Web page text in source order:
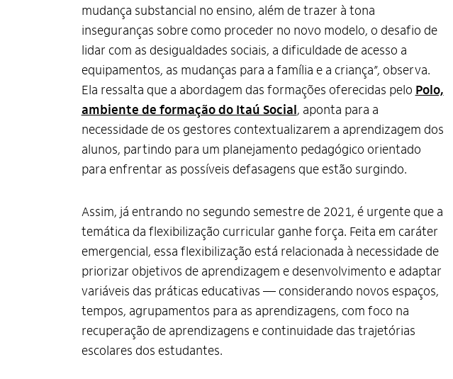
mudança substancial no ensino, além de trazer à tona
inseguranças sobre como proceder no novo modelo, o desafio de
lidar com as desigualdades sociais, a dificuldade de acesso a
equipamentos, as mudanças para a família e a criança”, observa.
Ela ressalta que a abordagem das formações oferecidas pelo Polo,
ambiente de formação do Itaú Social, aponta para a
necessidade de os gestores contextualizarem a aprendizagem dos
alunos, partindo para um planejamento pedagógico orientado
para enfrentar as possíveis defasagens que estão surgindo.
Assim, já entrando no segundo semestre de 2021, é urgente que a
temática da flexibilização curricular ganhe força. Feita em caráter
emergencial, essa flexibilização está relacionada à necessidade de
priorizar objetivos de aprendizagem e desenvolvimento e adaptar
variáveis das práticas educativas — considerando novos espaços,
tempos, agrupamentos para as aprendizagens, com foco na
recuperação de aprendizagens e continuidade das trajetórias
escolares dos estudantes.